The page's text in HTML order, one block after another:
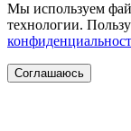
Мы используем
технологии.
Соглашаюсь